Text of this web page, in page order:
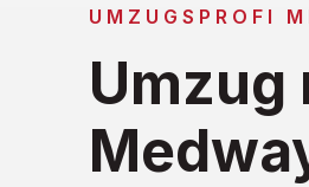
UMZUGSPROFI
Umzug